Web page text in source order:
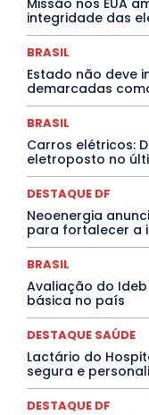
DESTAQUE
DESTAQUES
ELEIÇÕES
Especial
EVENTOS
Jogos Online
MEIO AMBIENTE
MÚSICA
Paraíba
Santa
Saúde
TÁ
integridade das
BRASIL
Estado não deve
demarcadas
BRASIL
Carros elétricos:
eletroposto no
DESTAQUE DF
Neoenergia
para fortalecer a
BRASIL
Avaliação do
básica no país
DESTAQUE SAÚDE
Lactário do
segura e
DESTAQUE DF